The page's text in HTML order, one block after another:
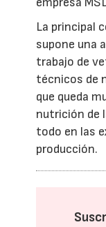
La principal
supone una
trabajo de
técnicos de
que queda
nutrición de
todo en las
producción.